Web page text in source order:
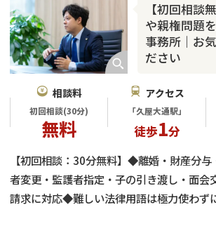
【初回相談
や親権問題
事務所｜お
ださい
相談料
初回相談(30分)
無料
アクセス
「久屋大通駅」
徒歩1分
【初回相談：30分無料】◆離婚・財産分
者変更・監護者指定・子の引き渡し・面会
請求に対応◆難しい法律用語は極力使わず
◆少しでも前向きな人生のリスタートがき